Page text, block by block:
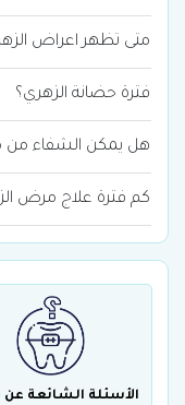
متى تظهر اعراض
فترة حضانة الزهري؟
هل يمكن الشفاء من
كم فترة علاج مرض
الأسئلة الشائعة عن